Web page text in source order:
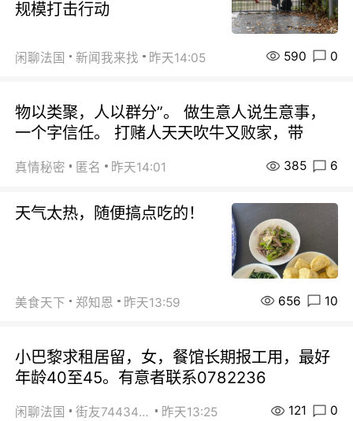
规模打击行动
闲聊法国 新闻我来找 昨天14:05 590 0
物以类聚，人以群分”。 做生意人说生意事，
一个字信任。 打赌人天天吹牛又败家，带
真情秘密 匿名 昨天14:01 385 6
天气太热，随便搞点吃的！
美食天下 郑知恩 昨天13:59 656 10
小巴黎求租居留，女，餐馆长期报工用，最好
年龄40至45。有意者联系0782236
闲聊法国 街友74434350 昨天13:25 121 0